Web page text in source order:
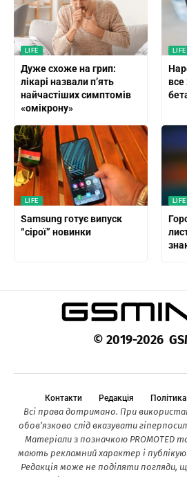
LIFE
Дуже схоже на грип:
лікарі назвали п’ять
найчастіших симптомів
«омікрону»
LIFE
все
LIFE
Samsung готує випуск
“сірої” новинки
LIFE
© 2019-2026
Контакти Редакція
Всі права дотримано. При
обов’язково слід вказувати
Матеріали з позначкою PROMOTED
мають рекламний характер і
Редакція може не поділяти погляди,